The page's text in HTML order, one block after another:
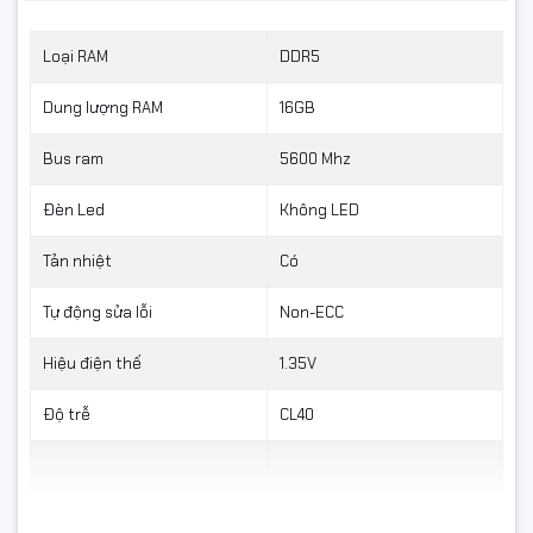
Loại RAM DDR5
Dung lượng RAM 16GB
Bus ram 5600 Mhz
Đèn Led Không LED
Tản nhiệt Có
Tự động sửa lỗi Non-ECC
Hiệu điện thế 1.35V
Độ trễ CL40